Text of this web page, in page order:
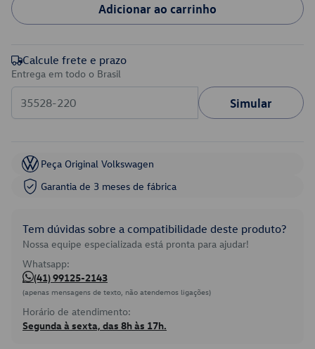
Adicionar ao carrinho
Calcule frete e prazo
Entrega em todo o Brasil
Simular
Peça Original Volkswagen
Garantia de 3 meses de fábrica
Tem dúvidas sobre a compatibilidade deste produto?
Nossa equipe especializada está pronta para ajudar!
Whatsapp:
(41) 99125-2143
(apenas mensagens de texto, não atendemos ligações)
Horário de atendimento:
Segunda à sexta, das 8h às 17h.